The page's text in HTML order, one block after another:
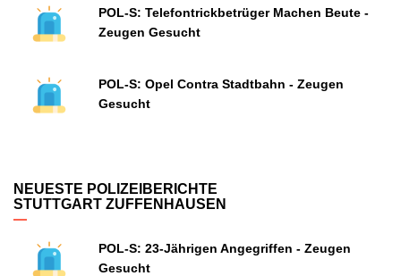
POL-S: Telefontrickbetrüger Machen Beute -
Zeugen Gesucht
POL-S: Opel Contra Stadtbahn - Zeugen
Gesucht
NEUESTE POLIZEIBERICHTE
STUTTGART ZUFFENHAUSEN
POL-S: 23-Jährigen Angegriffen - Zeugen
Gesucht